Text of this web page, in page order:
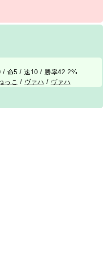
命5 / 速10 / 勝率42.2%
っこ / ヴァハ / ヴァハ